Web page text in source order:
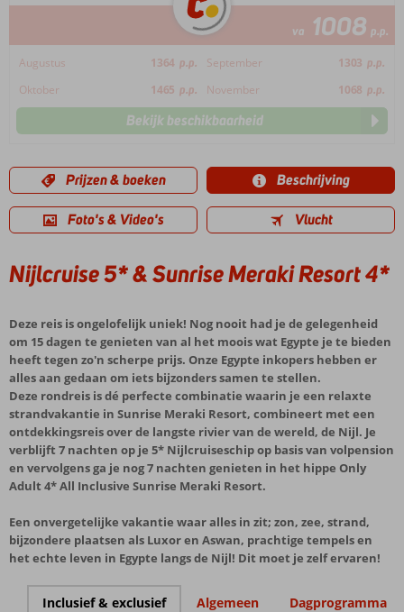
va 1008 p.p.
Augustus 1364 p.p. September 1303 p.p.
Oktober
1465 p.p. November 1068 p.p.
Bekijk beschikbaarheid
Prijzen & boeken Beschrijving
Foto's & Video's Vlucht
Nijlcruise 5* & Sunrise Meraki Resort 4*
Deze reis is ongelofelijk uniek! Nog nooit had je de gelegenheid
om 15 dagen te genieten van al het moois wat Egypte je te bieden
heeft tegen zo'n scherpe prijs. Onze Egypte inkopers hebben er
alles aan gedaan om iets bijzonders samen te stellen.
Deze rondreis is dé perfecte combinatie waarin je een relaxte
strandvakantie in Sunrise Meraki Resort, combineert met een
ontdekkingsreis over de langste rivier van de wereld, de Nijl. Je
verblijft 7 nachten op je 5* Nijlcruiseschip op basis van volpension
en vervolgens ga je nog 7 nachten genieten in het hippe Only
Adult 4* All Inclusive Sunrise Meraki Resort.
Een onvergetelijke vakantie waar alles in zit; zon, zee, strand,
bijzondere plaatsen als Luxor en Aswan, prachtige tempels en
het echte leven in Egypte langs de Nijl! Dit moet je zelf ervaren!
Inclusief & exclusief Algemeen Dagprogramma